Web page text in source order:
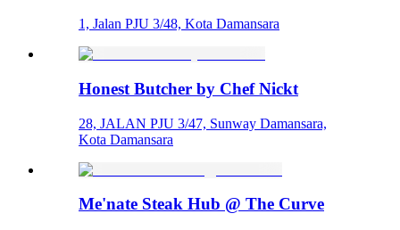
1, Jalan PJU 3/48, Kota Damansara
Honest Butcher by Chef Nickt
28, JALAN PJU 3/47, Sunway Damansara,
Kota Damansara
Me'nate Steak Hub @ The Curve